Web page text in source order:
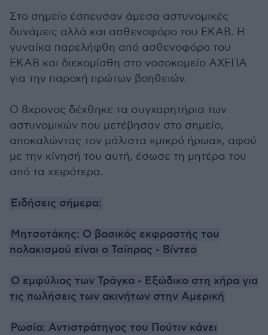
Στο σημείο έσπευσαν άμεσα αστυνομικές
δυνάμεις αλλά και ασθενοφόρο του ΕΚΑΒ. Η
γυναίκα παρελήφθη από ασθενοφόρο του
ΕΚΑΒ και διεκομίσθη στο νοσοκομείο ΑΧΕΠΑ
για την παροχή πρώτων βοηθειών.
Ο 8χρονος δέχθηκε τα συγχαρητήρια των
αστυνομικών που μετέβησαν στο σημείο,
αποκαλώντας τον μάλιστα «μικρό ήρωα», αφού
με την κίνησή του αυτή, έσωσε τη μητέρα του
από τα χειρότερα.
Ειδήσεις σήμερα:
Μητσοτάκης: Ο βασικός εκφραστής του
πολακισμού είναι ο Τσίπρας - Βίντεο
Ο εμφύλιος των Τράγκα - Εξώδικο στη χήρα για
τις πωλήσεις των ακινήτων στην Αμερική
Ρωσία: Αντιστράτηγος του Πούτιν κάνει